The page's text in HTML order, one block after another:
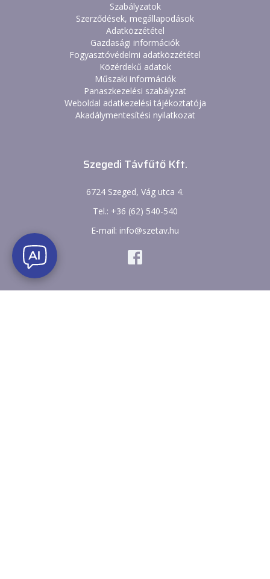
Szabályzatok
Szerződések, megállapodások
Adatközzététel
Gazdasági információk
Fogyasztóvédelmi adatközzététel
Közérdekű adatok
Műszaki információk
Panaszkezelési szabályzat
Weboldal adatkezelési tájékoztatója
Akadálymentesítési nyilatkozat
Szegedi Távfűtő Kft.
6724 Szeged, Vág utca 4.
Tel.: +36 (62) 540-540
E-mail: info@szetav.hu